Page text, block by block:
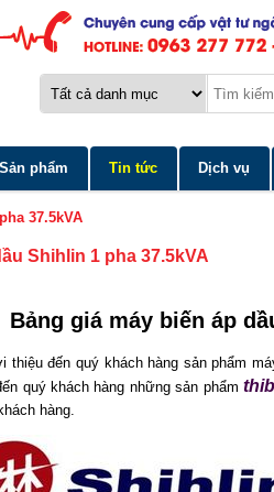
Sản phẩm Tin tức Dịch vụ
37.5kVA
Shihlin 1 pha 37.5kVA
Bảng giá máy biến áp
thiệu đến quý khách hàng sản phẩm
quý khách hàng những sản phẩm
hàng.